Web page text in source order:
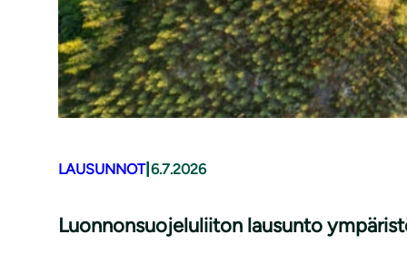
LAUSUNNOT| 6.7.2026
Luonnonsuojeluliiton lausunto